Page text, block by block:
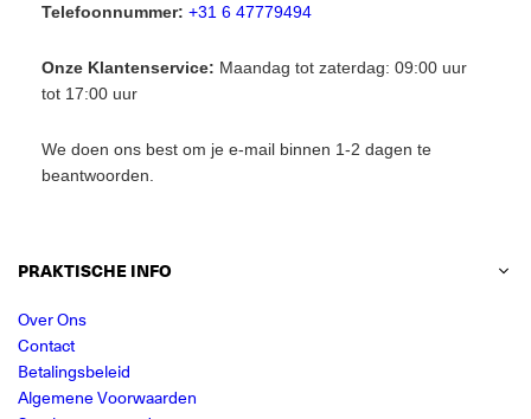
Telefoonnummer: +31 6 47779494
Onze Klantenservice: Maandag tot zaterdag: 09:00 uur
tot 17:00 uur
We doen ons best om je e-mail binnen 1-2 dagen te
beantwoorden.
PRAKTISCHE INFO
Over Ons
Contact
Betalingsbeleid
Algemene Voorwaarden